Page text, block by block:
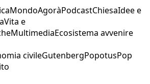
MondoAgoràPodcastChiesaIdee e
Vita e
MultimediaEcosistema avvenire
civileGutenbergPopotusPop